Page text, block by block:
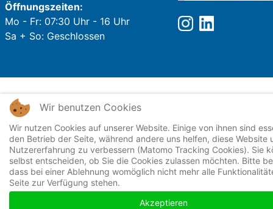
Öffnungszeiten:
Mo - Fr: 07:30 Uhr - 16 Uhr
Sa + So: Geschlossen
Wir benutzen Cookies
Wir nutzen Cookies auf unserer Website. Einige von ihnen sind
den Betrieb der Seite, während andere uns helfen, diese Website
Nutzererfahrung zu verbessern (Matomo Tracking Cookies). Sie
selbst entscheiden, ob Sie die Cookies zulassen möchten. Bitte
dass bei einer Ablehnung womöglich nicht mehr alle
Seite zur Verfügung stehen.
Akzeptieren